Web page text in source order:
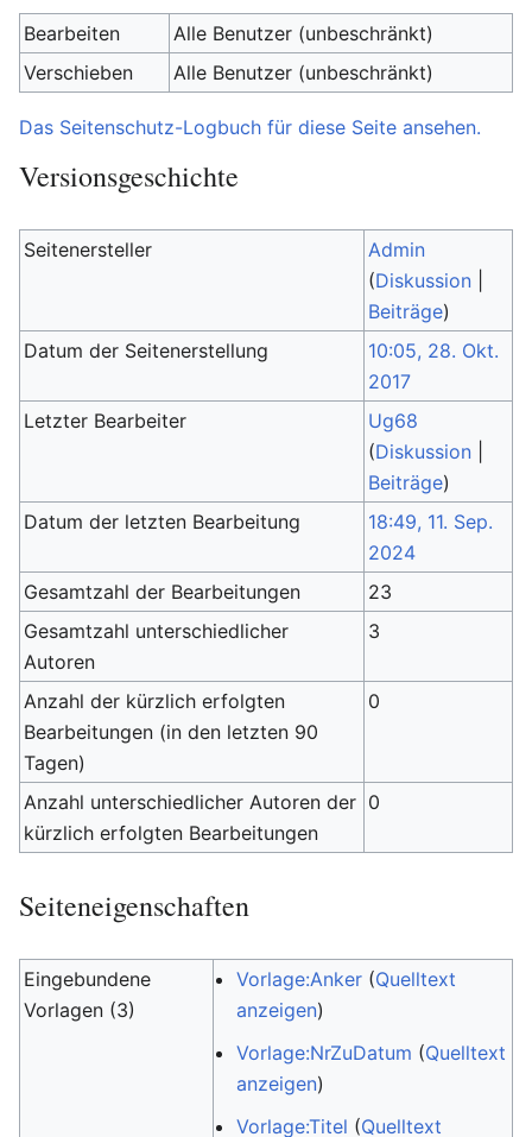
Bearbeiten
Alle Benutzer (unbeschränkt)
Verschieben
Alle Benutzer (unbeschränkt)
Das Seitenschutz-Logbuch für diese Seite ansehen.
Versionsgeschichte
Seitenersteller
Admin
(Diskussion
Beiträge)
Datum der Seitenerstellung
10:05, 28. Okt.
2017
Letzter Bearbeiter
Ug68
(Diskussion
Beiträge)
Datum der letzten Bearbeitung
18:49, 11. Sep.
2024
Gesamtzahl der Bearbeitungen
23
Gesamtzahl unterschiedlicher
Autoren
3
Anzahl der kürzlich erfolgten
Bearbeitungen (in den letzten 90
Tagen)
0
Anzahl unterschiedlicher Autoren der
kürzlich erfolgten Bearbeitungen
0
Seiteneigenschaften
Eingebundene
Vorlagen (3)
Vorlage:Anker (Quelltext
anzeigen)
Vorlage:NrZuDatum (Quelltext
anzeigen)
Vorlage:Titel (Quelltext